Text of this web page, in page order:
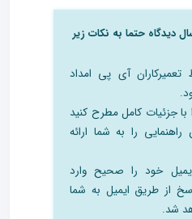
دیدگاه حتما به نکات زیر
آی پی امداد
با جزئیات کامل مطرح کنید
راهنمایی را به شما ارائه
خود را صحیح وارد
از طریق ایمیل به شما
شد.